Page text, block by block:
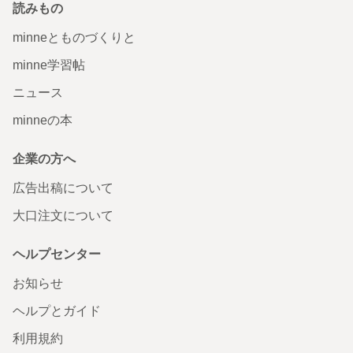
読みもの
minneとものづくりと
minne学習帖
ニュース
minneの本
企業の方へ
広告出稿について
大口注文について
ヘルプセンター
お知らせ
ヘルプとガイド
利用規約